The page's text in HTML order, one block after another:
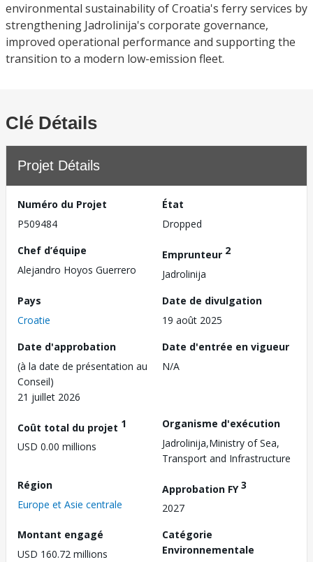
environmental sustainability of Croatia's ferry services by
strengthening Jadrolinija's corporate governance,
improved operational performance and supporting the
transition to a modern low-emission fleet.
Clé Détails
Projet Détails
Numéro du Projet
P509484
État
Dropped
Chef d’équipe
Alejandro Hoyos Guerrero
Emprunteur 2
Jadrolinija
Pays
Croatie
Date de divulgation
19 août 2025
Date d'approbation
(à la date de présentation au
Conseil)
21 juillet 2026
Date d'entrée en vigueur
N/A
Coût total du projet 1
USD 0.00 millions
Organisme d'exécution
Jadrolinija,Ministry of Sea,
Transport and Infrastructure
Région
Europe et Asie centrale
Approbation FY3
2027
Montant engagé
USD 160.72 millions
Catégorie
Environnementale